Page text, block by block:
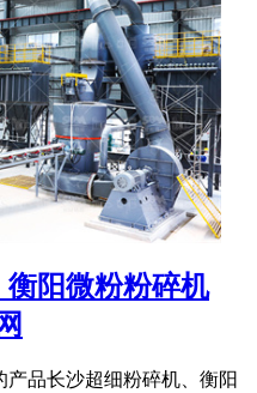
阳微粉粉碎机
品长沙超细粉碎机、衡阳